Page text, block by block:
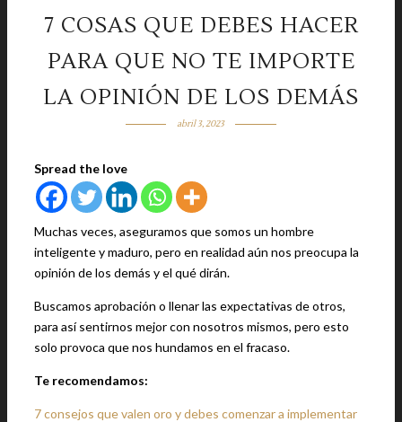
7 COSAS QUE DEBES HACER
PARA QUE NO TE IMPORTE
LA OPINIÓN DE LOS DEMÁS
abril 3, 2023
Spread the love
Muchas veces, aseguramos que somos un hombre
inteligente y maduro, pero en realidad aún nos preocupa la
opinión de los demás y el qué dirán.
Buscamos aprobación o llenar las expectativas de otros,
para así sentirnos mejor con nosotros mismos, pero esto
solo provoca que nos hundamos en el fracaso.
Te recomendamos:
7 consejos que valen oro y debes comenzar a implementar